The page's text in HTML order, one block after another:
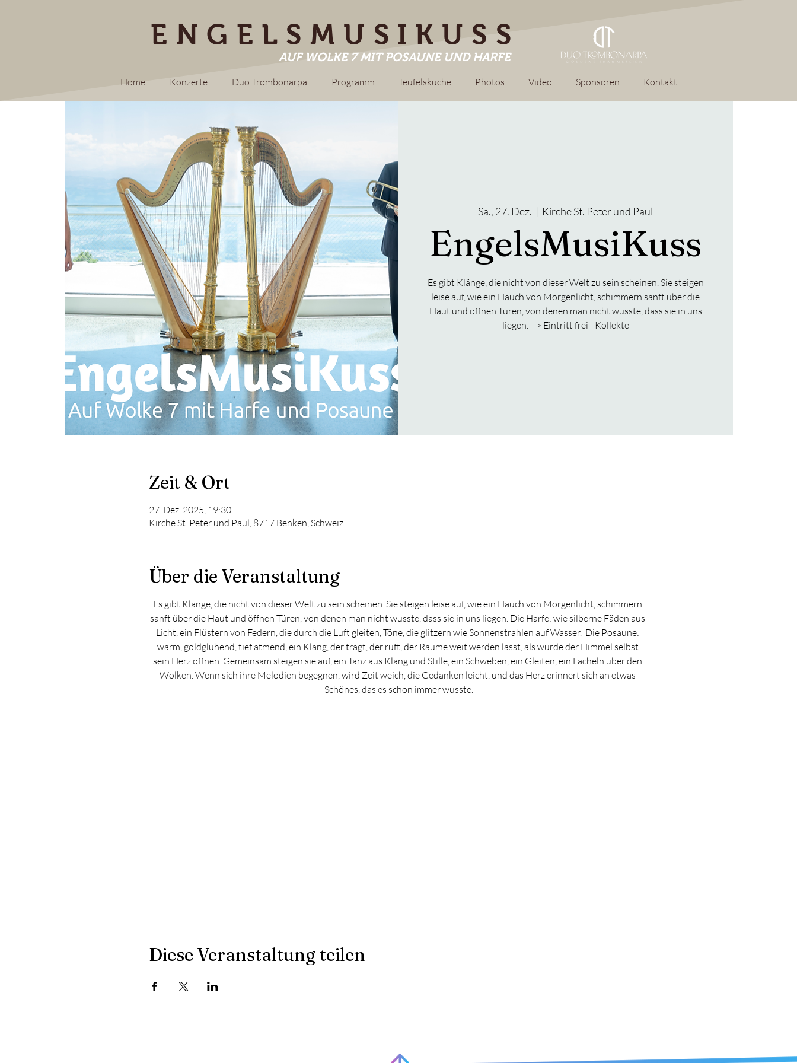
ENGELSMUSIKUSS
AUF WOLKE 7 MIT POSAUNE UND HARFE
Home Konzerte Duo Trombonarpa Programm Teufelsküche Photos Video Sponsoren Kontakt
Sa., 27. Dez.
  |
Kirche St. Peter und Paul
EngelsMusiKuss
Es gibt Klänge, die nicht von dieser Welt zu sein scheinen. Sie steigen
leise auf, wie ein Hauch von Morgenlicht, schimmern sanft über die
Haut und öffnen Türen, von denen man nicht wusste, dass sie in uns
liegen. > Eintritt frei - Kollekte
Zeit & Ort
27. Dez. 2025, 19:30
Kirche St. Peter und Paul, 8717 Benken, Schweiz
Über die Veranstaltung
Es gibt Klänge, die nicht von dieser Welt zu sein scheinen. Sie steigen leise auf, wie ein Hauch von Morgenlicht, schimmern
sanft über die Haut und öffnen Türen, von denen man nicht wusste, dass sie in uns liegen. Die Harfe: wie silberne Fäden aus
Licht, ein Flüstern von Federn, die durch die Luft gleiten, Töne, die glitzern wie Sonnenstrahlen auf Wasser.  Die Posaune:
warm, goldglühend, tief atmend, ein Klang, der trägt, der ruft, der Räume weit werden lässt, als würde der Himmel selbst
sein Herz öffnen. Gemeinsam steigen sie auf, ein Tanz aus Klang und Stille, ein Schweben, ein Gleiten, ein Lächeln über den
Wolken. Wenn sich ihre Melodien begegnen, wird Zeit weich, die Gedanken leicht, und das Herz erinnert sich an etwas
Schönes, das es schon immer wusste.
Diese Veranstaltung teilen